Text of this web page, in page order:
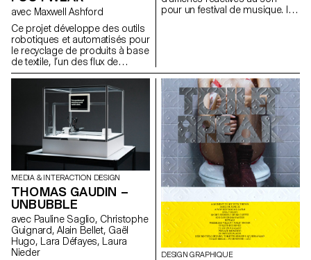
avec Maxwell Ashford
Ce projet développe des outils
robotiques et automatisés pour
le recyclage de produits à base
de textile, l’un des flux de
déchets les plus nuisibles, en
utilisant des outils
contemporains pour démonter
les produits en fractions pures.
pour un festival de musique. Ils
sociaux, créant ainsi une
identité cohérente et
reconnaissable pour le festival.
MEDIA & INTERACTION DESIGN
THOMAS GAUDIN –
UNBUBBLE
avec Pauline Saglio, Christophe
Guignard, Alain Bellet, Gaël
Hugo, Lara Défayes, Laura
Nieder
DESIGN GRAPHIQUE